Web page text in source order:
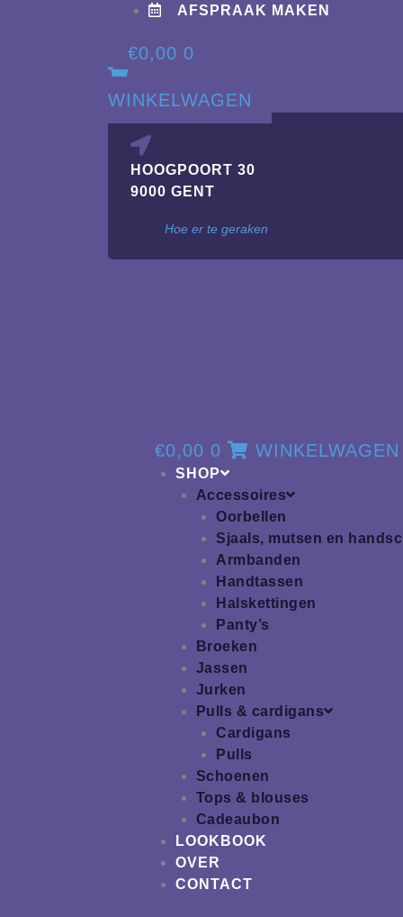
AFSPRAAK MAKEN
€0,00 0
WINKELWAGEN
HOOGPOORT 30
9000 GENT
Hoe er te geraken
€0,00 0 WINKELWAGEN
SHOP
Accessoires
Oorbellen
Sjaals, mutsen en
Armbanden
Handtassen
Halskettingen
Panty’s
Broeken
Jassen
Jurken
Pulls & cardigans
Cardigans
Pulls
Schoenen
Tops & blouses
Cadeaubon
LOOKBOOK
OVER
CONTACT